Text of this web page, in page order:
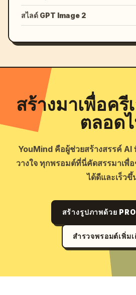
สไลด์ GPT Image 2
สร้างมาเพื่อครี
ตลอด
YouMind คือผู้ช่วยสร้างสรรค์ AI
วางใจ ทุกพรอมต์ที่นี่คัดสรรมาเพื่
ได้ดีและเร็วขึ้
สร้างรูปภาพด้วย
สำรวจพรอมต์เพิ่ม